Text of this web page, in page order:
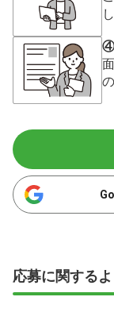
④
応募に関する